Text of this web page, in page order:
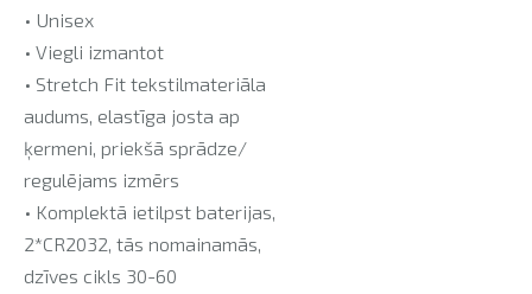
• Unisex
• Viegli izmantot
• Stretch Fit tekstilmateriāla
audums, elastīga josta ap
ķermeni, priekšā sprādze/
regulējams izmērs
• Komplektā ietilpst baterijas,
2*CR2032, tās nomainamās,
dzīves cikls 30-60